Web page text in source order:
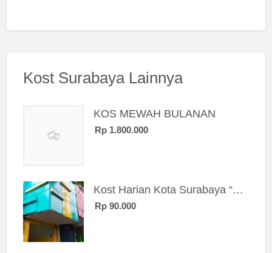
Kost Surabaya Lainnya
KOS MEWAH BULANAN
Rp 1.800.000
Kost Harian Kota Surabaya “Sierra Kost”
Rp 90.000